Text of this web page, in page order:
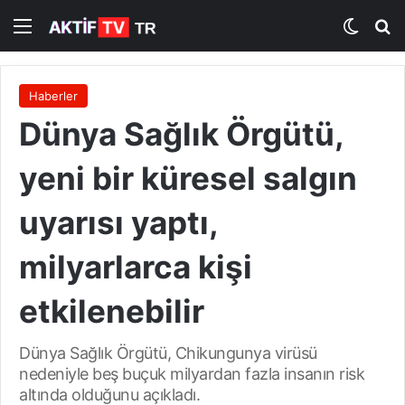
Menü Dış
Haberler
Dünya Sağlık Örgütü,
yeni bir küresel salgın
uyarısı yaptı,
milyarlarca kişi
etkilenebilir
Dünya Sağlık Örgütü, Chikungunya virüsü
nedeniyle beş buçuk milyardan fazla insanın risk
altında olduğunu açıkladı.